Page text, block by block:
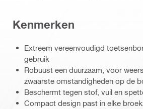
Kenmerken
Extreem vereenvoudigd
gebruik
Robuust een duurzaam, voor
zwaarste omstandigheden op de
Beschermt tegen stof, vuil en
Compact design past in elke